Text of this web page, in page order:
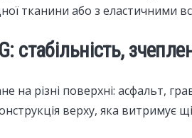
тканини або з еластичними
стабільність,
на різні поверхні: асфальт,
верху, яка витримує